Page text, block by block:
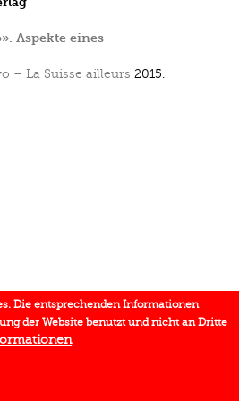
Aspekte eines
– La Suisse ailleurs 2015.
Die entsprechenden Informationen
der Website benutzt und nicht an Dritte